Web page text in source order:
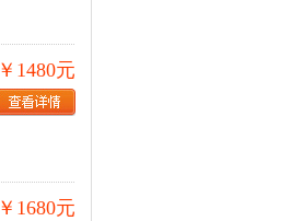
￥1480元
￥1680元